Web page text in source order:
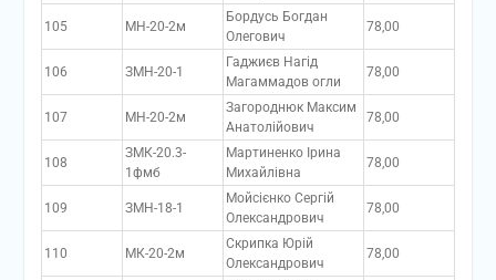
105 МН-20-2м
Бордусь Богдан
Олегович
78,00
106 ЗМН-20-1
Гаджиєв Нагід
Магаммадов огли
78,00
107 МН-20-2м
Загороднюк Максим
Анатолійович
78,00
108
ЗМК-20.3-
1фмб
Мартиненко Ірина
Михайлівна
78,00
109 ЗМН-18-1
Мойсієнко Сергій
Олександрович
78,00
110 МК-20-2м
Скрипка Юрій
Олександрович
78,00